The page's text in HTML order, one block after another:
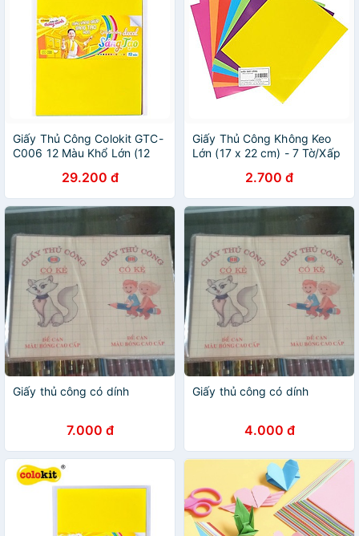
Giấy Thủ Công Colokit GTC-
C006 12 Màu Khổ Lớn (12
29.200 đ
Giấy Thủ Công Không Keo
Lớn (17 x 22 cm) - 7 Tờ/Xấp
2.700 đ
Giấy thủ công có dính
7.000 đ
Giấy thủ công có dính
4.000 đ